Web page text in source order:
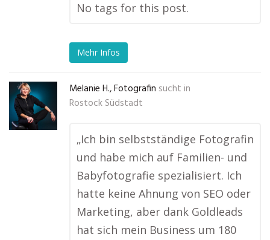
No tags for this post.
Mehr Infos
Melanie H., Fotografin sucht in
Rostock Südstadt
„Ich bin selbstständige Fotografin
und habe mich auf Familien- und
Babyfotografie spezialisiert. Ich
hatte keine Ahnung von SEO oder
Marketing, aber dank Goldleads
hat sich mein Business um 180